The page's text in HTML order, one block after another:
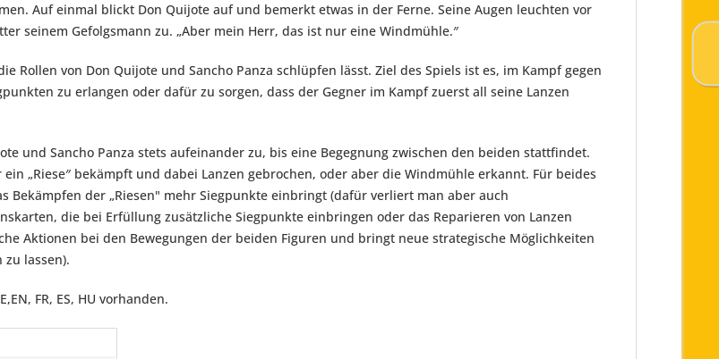
Auf einmal blickt Don Quijote auf und bemerkt etwas in der Ferne. Seine Augen leuchten vor
seinem Gefolgsmann zu. „Aber mein Herr, das ist nur eine Windmühle.″
Rollen von Don Quijote und Sancho Panza schlüpfen lässt. Ziel des Spiels ist es, im Kampf gegen
zu erlangen oder dafür zu sorgen, dass der Gegner im Kampf zuerst all seine Lanzen
und Sancho Panza stets aufeinander zu, bis eine Begegnung zwischen den beiden stattfindet.
„Riese″ bekämpft und dabei Lanzen gebrochen, oder aber die Windmühle erkannt. Für beides
Bekämpfen der „Riesen" mehr Siegpunkte einbringt (dafür verliert man aber auch
die bei Erfüllung zusätzliche Siegpunkte einbringen oder das Reparieren von Lanzen
Aktionen bei den Bewegungen der beiden Figuren und bringt neue strategische Möglichkeiten
zu lassen).
FR, ES, HU vorhanden.